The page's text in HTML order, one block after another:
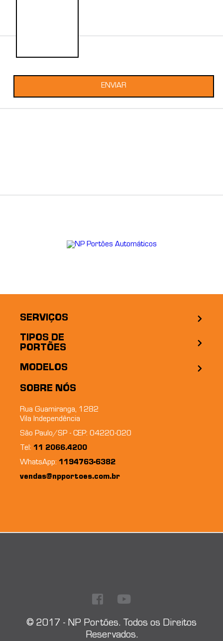
SERVIÇOS
TIPOS DE
PORTÕES
MODELOS
SOBRE NÓS
Rua Guamiranga, 1282
Vila Independência
São Paulo/SP - CEP: 04220-020
Tel: 11 2066.4200
WhatsApp: 1194763-6382
vendas@npportoes.com.br
© 2017 - NP Portões. Todos os Direitos
Reservados.